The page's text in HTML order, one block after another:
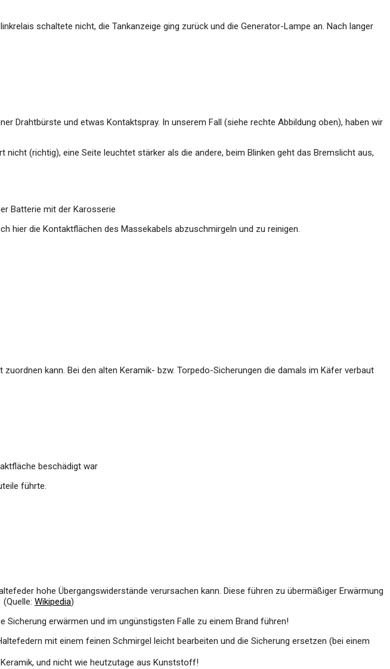
schaltete nicht, die Tankanzeige ging zurück und die Generator-Lampe an. Nach langer
Drahtbürste und etwas Kontaktspray. In unserem Fall (siehe rechte Abbildung oben), haben wir
(richtig), eine Seite leuchtet stärker als die andere, beim Blinken geht das Bremslicht aus,
Batterie mit der Karosserie
hier die Kontaktflächen des Massekabels abzuschmirgeln und zu reinigen.
kann. Bei den alten Keramik- bzw. Torpedo-Sicherungen die damals im Käfer verbaut
beschädigt war
führte.
hohe Übergangswiderstände verursachen kann. Diese führen zu übermäßiger Erwärmung
Wikipedia)
erwärmen und im ungünstigsten Falle zu einem Brand führen!
mit einem feinen Schmirgel leicht bearbeiten und die Sicherung ersetzen (bei einem
und nicht wie heutzutage aus Kunststoff!